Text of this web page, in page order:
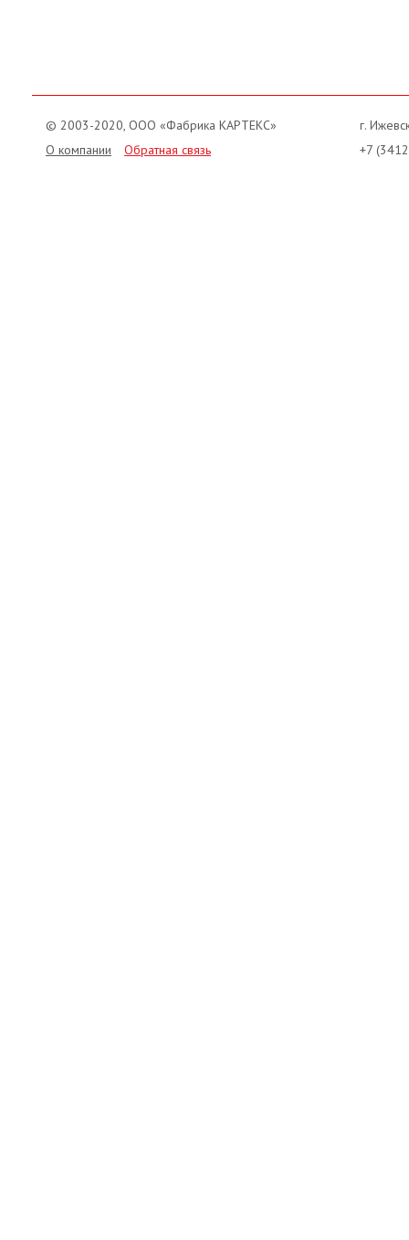
© 2003-2020, ООО «Фабрика КАРТЕКС»
О компании
Обратная связь
г.
+7